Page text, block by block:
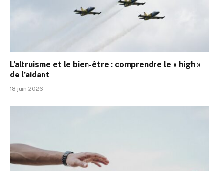
L’altruisme et le bien-être : comprendre le « high »
de l’aidant
18 juin 2026